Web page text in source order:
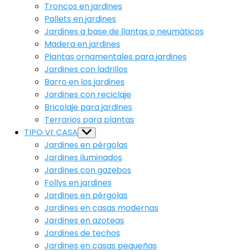
Troncos en jardines
Pallets en jardines
Jardines a base de llantas o neumáticos
Madera en jardines
Plantas ornamentales para jardines
Jardines con ladrillos
Barro en los jardines
Jardines con reciclaje
Bricolaje para jardines
Terrarios para plantas
TIPO VI: CASA Show
sub
menu
Jardines en pérgolas
Jardines iluminados
Jardines con gazebos
Follys en jardines
Jardines en pérgolas
Jardines en casas modernas
Jardines en azoteas
Jardines de techos
Jardines en casas pequeñas